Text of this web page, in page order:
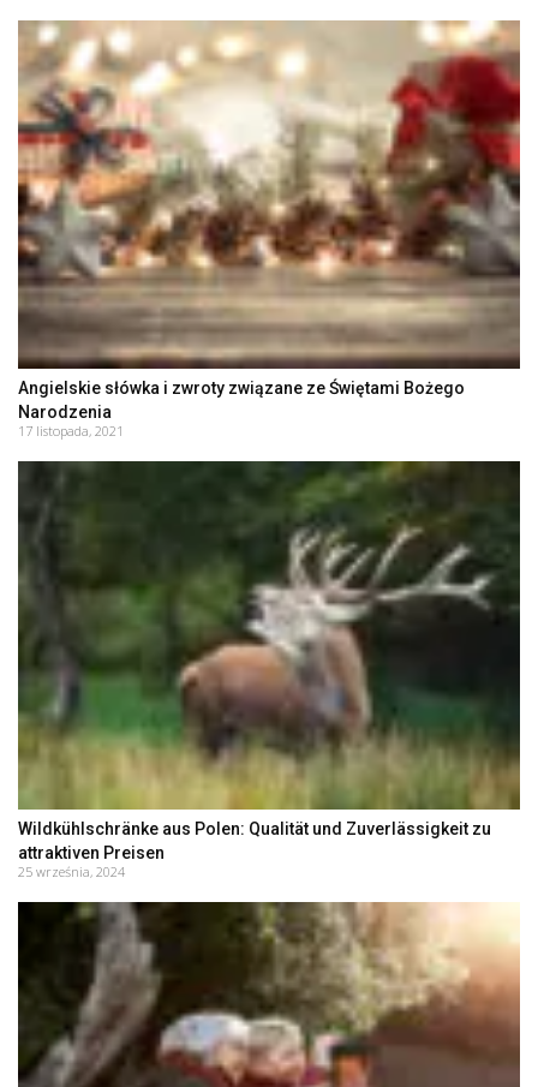
Angielskie słówka i zwroty związane ze Świętami Bożego
Narodzenia
17 listopada, 2021
Wildkühlschränke aus Polen: Qualität und Zuverlässigkeit zu
attraktiven Preisen
25 września, 2024